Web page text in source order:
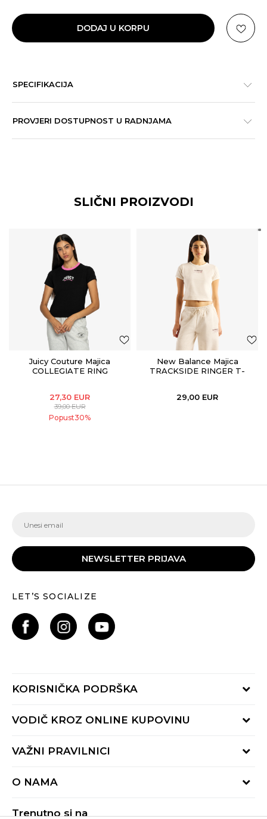
DODAJ U KORPU
SPECIFIKACIJA
PROVJERI DOSTUPNOST U RADNJAMA
SLIČNI PROIZVODI
Juicy Couture Majica
COLLEGIATE RING
27,30 EUR
39,00EUR
Popust30%
New Balance Majica
TRACKSIDE RINGER T-
29,00 EUR
NEWSLETTER PRIJAVA
LET’S SOCIALIZE
KORISNIČKA PODRŠKA
Provjeri status porudžbine
Radno vrijeme 9-16h
VODIČ KROZ ONLINE KUPOVINU
Načini isporuke
Reklamacije
VAŽNI PRAVILNICI
Pravila Sport&Bonus programa
O NAMA
Trenutno si na